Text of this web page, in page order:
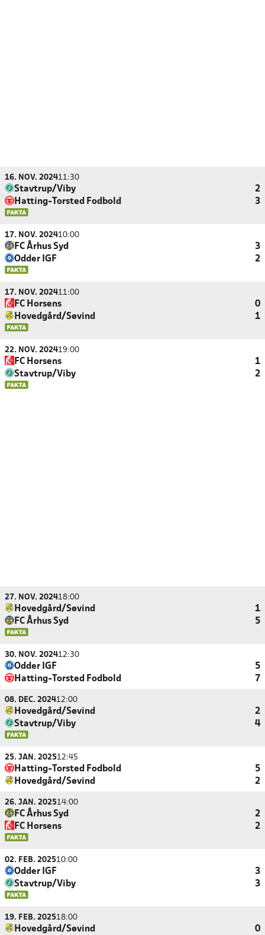
16. NOV. 202411:30
Stavtrup/Viby
2
Hatting-Torsted Fodbold
3
17. NOV. 202410:00
FC Århus Syd
3
Odder IGF
2
17. NOV. 202411:00
FC Horsens
0
Hovedgård/Søvind
1
22. NOV. 202419:00
FC Horsens
1
Stavtrup/Viby
2
27. NOV. 202418:00
Hovedgård/Søvind
1
FC Århus Syd
5
30. NOV. 202412:30
Odder IGF
5
Hatting-Torsted Fodbold
7
08. DEC. 202412:00
Hovedgård/Søvind
2
Stavtrup/Viby
4
25. JAN. 202512:45
Hatting-Torsted Fodbold
5
Hovedgård/Søvind
2
26. JAN. 202514:00
FC Århus Syd
2
FC Horsens
2
02. FEB. 202510:00
Odder IGF
3
Stavtrup/Viby
3
19. FEB. 202518:00
Hovedgård/Søvind 0